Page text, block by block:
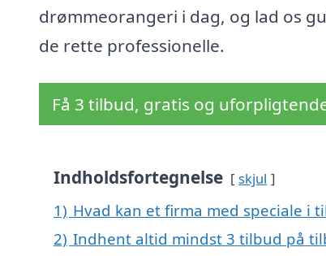
drømmeorangeri i dag, og lad os
de rette professionelle.
Få 3 tilbud, gratis og
Indholdsfortegnelse skjul
1) Hvad kan et firma med speciale i
2) Indhent altid mindst 3 tilbud på